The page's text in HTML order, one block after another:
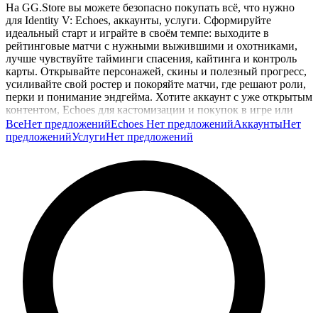
На GG.Store вы можете безопасно покупать всё, что нужно
для Identity V: Echoes, аккаунты, услуги. Сформируйте
идеальный старт и играйте в своём темпе: выходите в
рейтинговые матчи с нужными выжившими и охотниками,
лучше чувствуйте тайминги спасения, кайтинга и контроль
карты. Открывайте персонажей, скины и полезный прогресс,
усиливайте свой ростер и покоряйте матчи, где решают роли,
перки и понимание эндгейма. Хотите аккаунт с уже открытым
контентом, Echoes для кастомизации и покупок в игре или
услуги для более уверенной игры? Всё доступно напрямую у
селлеров. Все сделки защищены: продавец получает оплату
сосредоточиться на игре и новых победах в Identity V.
ВсеНет предложенийEchoes Нет предложенийАккаунтыНет
предложенийУслугиНет предложений